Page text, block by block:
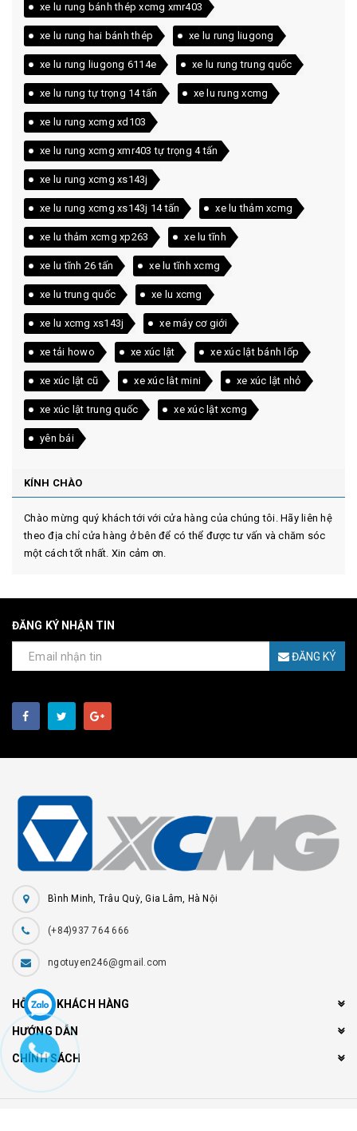
xe lu rung bánh thép xcmg xmr403
xe lu rung hai bánh thép xe lu rung liugong
xe lu rung liugong 6114e xe lu rung trung quốc
xe lu rung tự trọng 14 tấn xe lu rung xcmg
xe lu rung xcmg xd103
xe lu rung xcmg xmr403 tự trọng 4 tấn
xe lu rung xcmg xs143j
xe lu rung xcmg xs143j 14 tấn xe lu thảm xcmg
xe lu thảm xcmg xp263 xe lu tĩnh
xe lu tĩnh 26 tấn xe lu tĩnh xcmg
xe lu trung quốc xe lu xcmg
xe lu xcmg xs143j xe máy cơ giới
xe tải howo xe xúc lật xe xúc lật bánh lốp
xe xúc lật cũ xe xúc lât mini xe xúc lật nhỏ
xe xúc lật trung quốc xe xúc lật xcmg
yên bái
KÍNH CHÀO
Chào mừng quý khách tới với cửa hàng của chúng tôi. Hãy liên hệ
theo địa chỉ cửa hàng ở bên để có thể được tư vấn và chăm sóc
một cách tốt nhất. Xin cảm ơn.
ĐĂNG KÝ NHẬN TIN
ĐĂNG KÝ
Bình Minh, Trâu Quỳ, Gia Lâm, Hà Nội
(+84)937 764 666
ngotuyen246@gmail.com
HỖ TRỢ KHÁCH HÀNG
HƯỚNG DẪN
CHÍNH SÁCH